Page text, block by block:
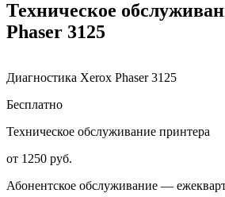
Техническое
Phaser 3125
Диагностика Xerox Phaser 3125
Бесплатно
Техническое обслуживание принтера
от 1250 руб.
Абонентское обслуживание —